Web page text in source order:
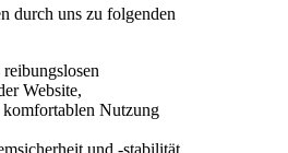
durch uns zu folgenden
Website,
Nutzung